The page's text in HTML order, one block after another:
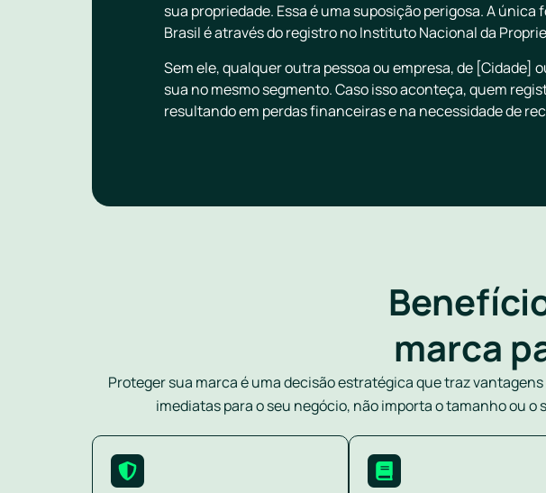
sua propriedade. Essa é uma suposição perigosa. A
Brasil é através do registro no Instituto Nacional da
Sem ele, qualquer outra pessoa ou empresa, de
sua no mesmo segmento. Caso isso aconteça, quem
resultando em perdas financeiras e na necessidade de
marca
Proteger sua marca é uma decisão estratégica que traz
imediatas para o seu negócio, não importa o tamanho ou o